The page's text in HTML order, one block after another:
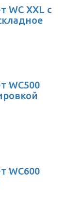
WC XXL с
WC500
WC600